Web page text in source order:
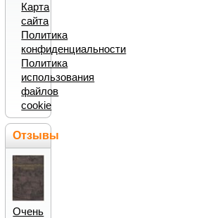
Карта
сайта
Политика
конфиденциальности
Политика
использования
файлов
cookie
Отзывы
Очень